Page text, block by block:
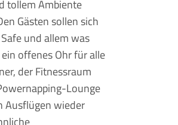
tollem Ambiente
Gästen sollen sich
und allem was
offenes Ohr für alle
der Fitnessraum
Lounge
Ausflügen wieder